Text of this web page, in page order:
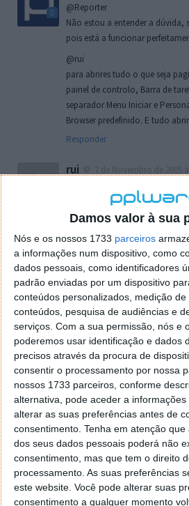
Damos valor à sua
Nós e os nossos 1733 parceiros
a informações num dispositivo, como
dados pessoais, como identificadores
padrão enviadas por um dispositivo
conteúdos personalizados, medição
conteúdos, pesquisa de audiências e
serviços. Com a sua permissão, nós e
poderemos usar identificação e dados
precisos através da procura de
consentir o processamento por nossa
nossos 1733 parceiros, conforme
alternativa, pode aceder a
alterar as suas preferências antes de
consentimento. Tenha em atenção
dos seus dados pessoais poderá não
consentimento, mas que tem o direito
processamento. As suas preferências
este website. Você pode alterar suas
consentimento a qualquer momento
@Reporter
Não estou a entender a dúvida,
pois está a funcionar
@rui
para abrires tudo o que seja
painel de controlo, Barra de
separador Menu Iniciar e
Browser predefinido. E tudo
Responder
rui
localizaçao referida n se
o firefox como browser
tentei apagar o explorer na
firefox mas em vao. Kaso te
agradecido, caso contrario
Responder
Vítor M.
7 de Novembro
@Reporter
Desculpa mas o link funciona.
o MSn Messenger 8.
Responder
Vítor M.
@Rui
Tens de encontrar o que te falei.
janela iniciar e no topo dessa
rato faz propriedades. Depois
clica no botão ‘Personalizar’ aí